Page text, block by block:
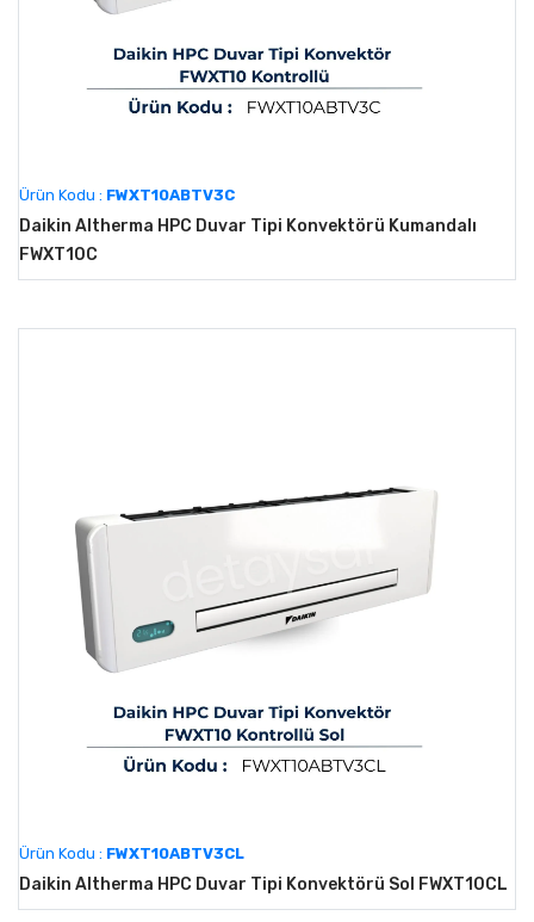
Ürün Kodu : FWXT10ABTV3C
Daikin Altherma HPC Duvar Tipi Konvektörü Kumandalı
FWXT10C
Ürün Kodu : FWXT10ABTV3CL
Daikin Altherma HPC Duvar Tipi Konvektörü Sol FWXT10CL